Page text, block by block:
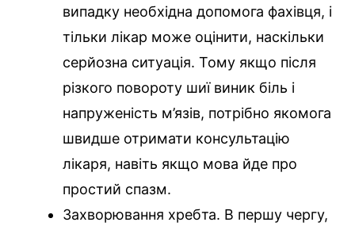
випадку необхідна допомога фахівця, і
тільки лікар може оцінити, наскільки
серйозна ситуація. Тому якщо після
різкого повороту шиї виник біль і
напруженість м’язів, потрібно якомога
швидше отримати консультацію
лікаря, навіть якщо мова йде про
простий спазм.
Захворювання хребта. В першу чергу,